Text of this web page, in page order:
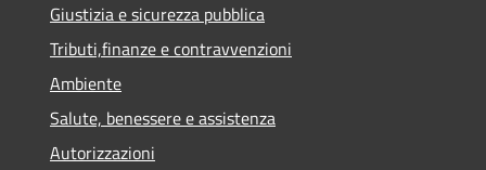
Giustizia e sicurezza pubblica
Tributi,finanze e contravvenzioni
Ambiente
Salute, benessere e assistenza
Autorizzazioni